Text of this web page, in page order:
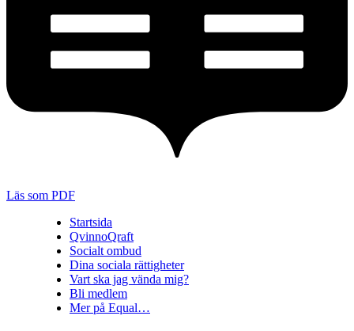
Läs som PDF
Startsida
QvinnoQraft
Socialt ombud
Dina sociala rättigheter
Vart ska jag vända mig?
Bli medlem
Mer på Equal…